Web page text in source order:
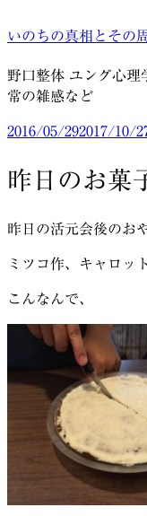
ン
ン
ツ
へ
キ
ッ
いのちの真相とその
野口整体 ユング心理
常の雑感など
投
日:
2016/05/292017/10/
昨日のお菓
昨日の活元会後のお
ミツコ作、キャロッ
こんなんで、